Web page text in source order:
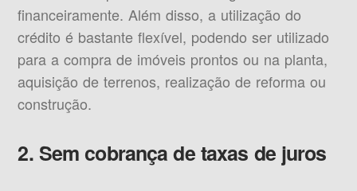
financeiramente. Além disso, a utilização do
crédito é bastante flexível, podendo ser utilizado
para a compra de imóveis prontos ou na planta,
aquisição de terrenos, realização de reforma ou
construção.
2. Sem cobrança de taxas de juros